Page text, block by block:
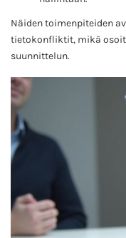
Näiden toimenpiteiden
tietokonfliktit, mikä
suunnittelun.